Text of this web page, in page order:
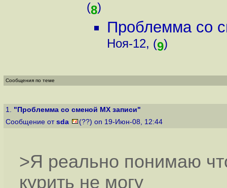
(8)
Проблемма со
Ноя-12, (9)
Сообщения по теме
1. "Проблемма со сменой MX записи"
Сообщение от sda (??) on 19-Июн-08, 12:44
>Я реально понимаю
курить не могу